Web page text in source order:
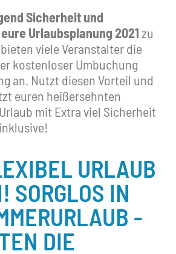
Sicherheit und
Urlaubsplanung 2021 zu
viele Veranstalter die
kostenloser Umbuchung
an. Nutzt diesen Vorteil und
euren heißersehnten
mit Extra viel Sicherheit
URLAUB
SORGLOS IN
-
DIE